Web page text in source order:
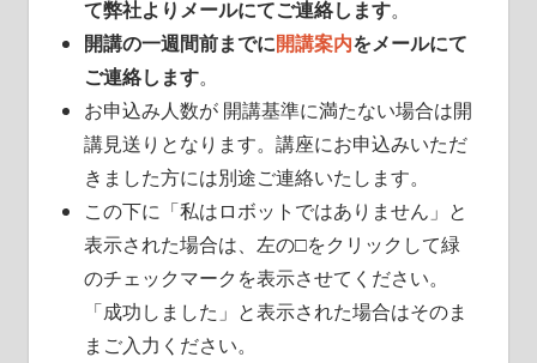
て弊社よりメールにてご連絡します。
開講の一週間前までに開講案内をメールにて
ご連絡します。
お申込み人数が 開講基準に満たない場合は開
講見送りとなります。講座にお申込みいただ
きました方には別途ご連絡いたします。
この下に「私はロボットではありません」と
表示された場合は、左の□をクリックして緑
のチェックマークを表示させてください。
「成功しました」と表示された場合はそのま
まご入力ください。